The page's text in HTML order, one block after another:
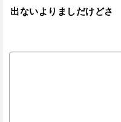
出ないよりましだけどさ